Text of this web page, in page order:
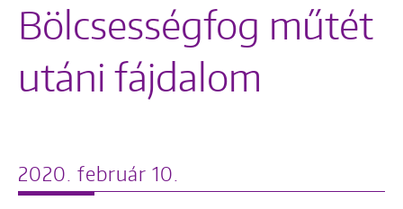
Bölcsességfog műtét
utáni fájdalom
2020. február 10.